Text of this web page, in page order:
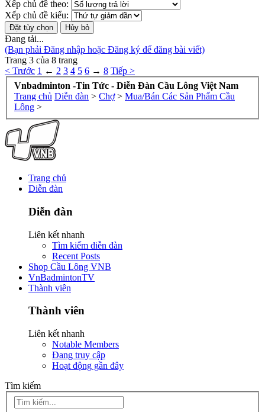
Xếp chủ đề theo:
Xếp chủ đề kiểu:
Đang tải...
(Bạn phải Đăng nhập hoặc Đăng ký để đăng bài viết)
Trang 3 của 8 trang
< Trước 1 ← 2 3 4 5 6 → 8 Tiếp >
Vnbadminton -Tin Tức - Diễn Đàn Cầu Lông Việt Nam
Trang chủ Diễn đàn > Chợ > Mua/Bán Các Sản Phẩm Cầu
Lông >
Trang chủ
Diễn đàn
Diễn đàn
Liên kết nhanh
Tìm kiếm diễn đàn
Recent Posts
Shop Cầu Lông VNB
VnBadmintonTV
Thành viên
Thành viên
Liên kết nhanh
Notable Members
Đang truy cập
Hoạt động gần đây
Tìm kiếm